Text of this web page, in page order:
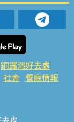
銅鑼灣好去處
社會 餐廳情報